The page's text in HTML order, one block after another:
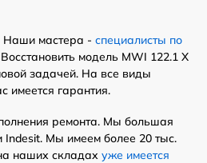
Наши мастера - специалисты по
модель MWI 122.1 X
задачей. На все виды
имеется гарантия.
ремонта. Мы большая
Indesit. Мы имеем более 20 тыс.
наших складах уже имеется